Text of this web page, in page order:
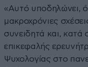
«Αυτό υποδηλώνει,
μακροχρόνιες
συνειδητά και, κατά
επικεφαλής
Ψυχολογίας στο